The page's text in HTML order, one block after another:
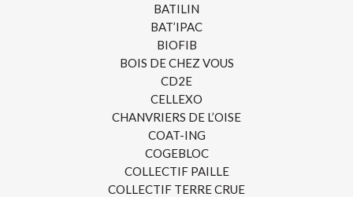
BATILIN
BAT’IPAC
BIOFIB
BOIS DE CHEZ VOUS
CD2E
CELLEXO
CHANVRIERS DE L’OISE
COAT-ING
COGEBLOC
COLLECTIF PAILLE
COLLECTIF TERRE CRUE